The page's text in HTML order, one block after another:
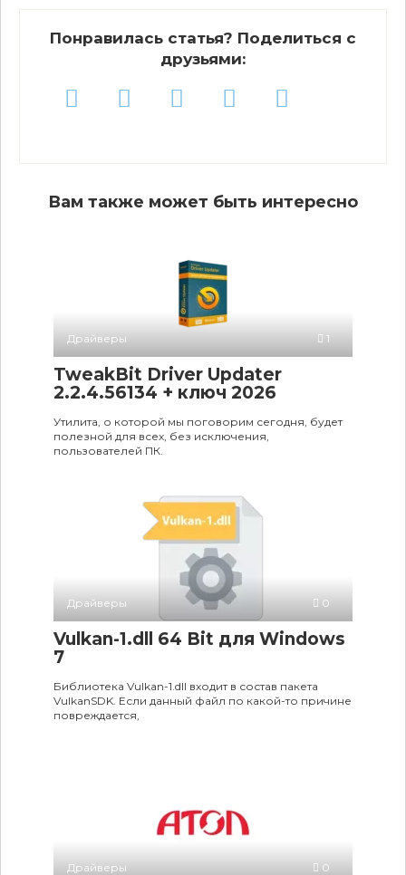
Понравилась статья? Поделиться с
друзьями:
Вам также может быть интересно
Драйверы 1
TweakBit Driver Updater
2.2.4.56134 + ключ 2026
Утилита, о которой мы поговорим сегодня, будет
полезной для всех, без исключения,
пользователей ПК.
Драйверы 0
Vulkan-1.dll 64 Bit для Windows
7
Библиотека Vulkan-1.dll входит в состав пакета
VulkanSDK. Если данный файл по какой-то причине
повреждается,
Драйверы 0